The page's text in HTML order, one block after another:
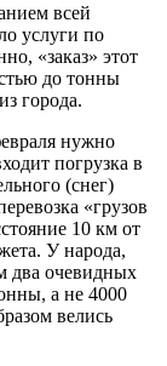
всей
услуги по
«заказ» этот
до тонны
города.
нужно
погрузка в
(снег)
«грузов
10 км от
У народа,
два очевидных
а не 4000
велись